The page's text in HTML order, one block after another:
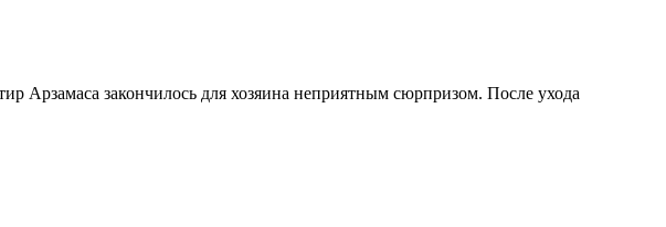
Арзамаса закончилось для хозяина неприятным сюрпризом. После ухода